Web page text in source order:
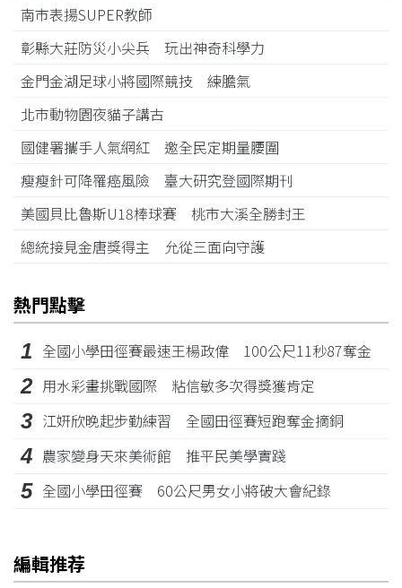
南市表揚SUPER教師
彰縣大莊防災小尖兵 玩出神奇科學力
金門金湖足球小將國際競技 練膽氣
北市動物園夜貓子講古
國健署攜手人氣網紅 邀全民定期量腰圍
瘦瘦針可降罹癌風險 臺大研究登國際期刊
美國貝比魯斯U18棒球賽 桃市大溪全勝封王
總統接見金唐獎得主 允從三面向守護
熱門點擊
1 全國小學田徑賽最速王楊政偉 100公尺11秒87奪金
2 用水彩畫挑戰國際 粘信敏多次得獎獲肯定
3 江姸欣晚起步勤練習 全國田徑賽短跑奪金摘銅
4 農家變身天來美術館 推平民美學實踐
5 全國小學田徑賽 60公尺男女小將破大會紀錄
編輯推荐